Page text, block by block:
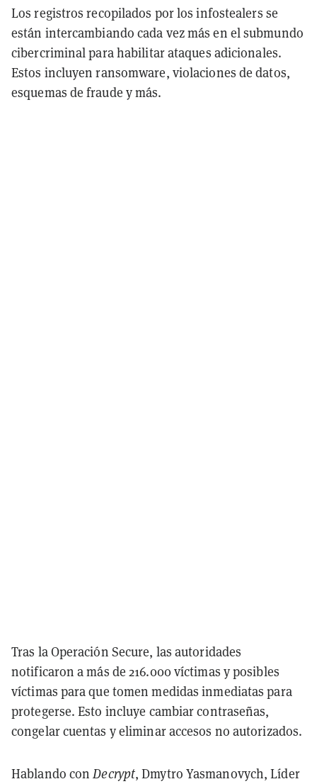
Los registros recopilados por los infostealers se
están intercambiando cada vez más en el submundo
cibercriminal para habilitar ataques adicionales.
Estos incluyen ransomware, violaciones de datos,
esquemas de fraude y más.
Tras la Operación Secure, las autoridades
notificaron a más de 216.000 víctimas y posibles
víctimas para que tomen medidas inmediatas para
protegerse. Esto incluye cambiar contraseñas,
congelar cuentas y eliminar accesos no autorizados.
Hablando conDecrypt, Dmytro Yasmanovych, Líder